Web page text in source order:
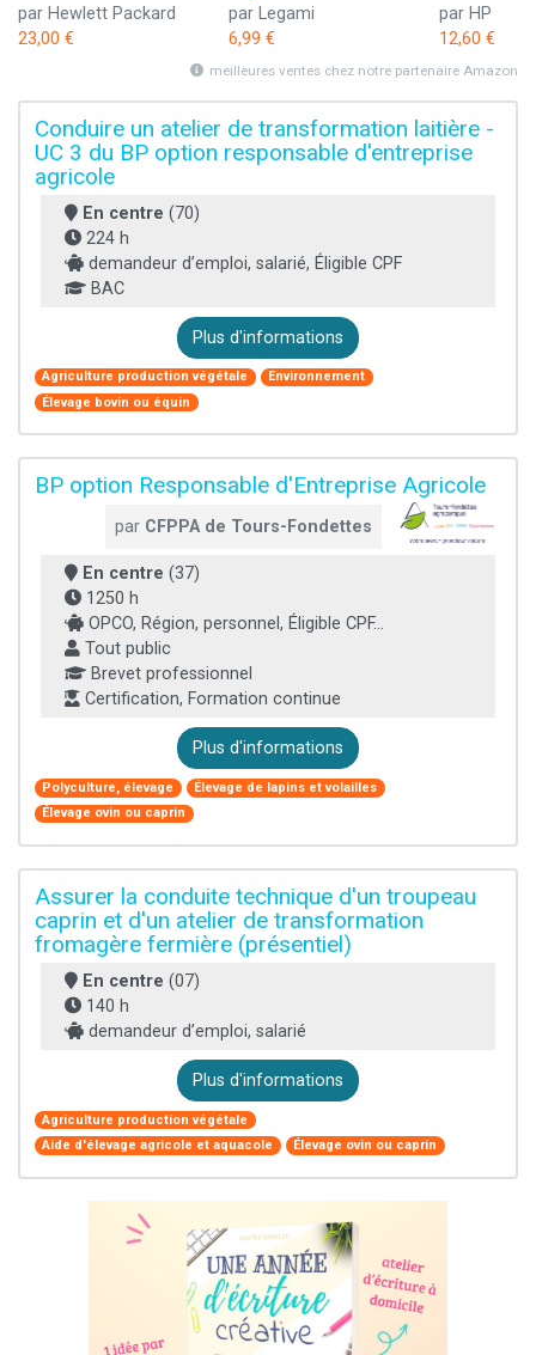
par Hewlett Packard
23,00 €
par Legami
6,99 €
par HP
12,60 €
meilleures ventes chez notre partenaire Amazon
Conduire un atelier de transformation laitière -
UC 3 du BP option responsable d'entreprise
agricole
En centre (70)
224 h
demandeur d’emploi, salarié, Éligible CPF
BAC
Plus d'informations
Agriculture production végétale
Environnement
Élevage bovin ou équin
BP option Responsable d'Entreprise Agricole
par CFPPA de Tours-Fondettes
En centre (37)
1250 h
OPCO, Région, personnel, Éligible CPF...
Tout public
Brevet professionnel
Certification, Formation continue
Plus d'informations
Polyculture, élevage
Élevage de lapins et volailles
Élevage ovin ou caprin
Assurer la conduite technique d'un troupeau
caprin et d'un atelier de transformation
fromagère fermière (présentiel)
En centre (07)
140 h
demandeur d’emploi, salarié
Plus d'informations
Agriculture production végétale
Aide d'élevage agricole et aquacole
Élevage ovin ou caprin